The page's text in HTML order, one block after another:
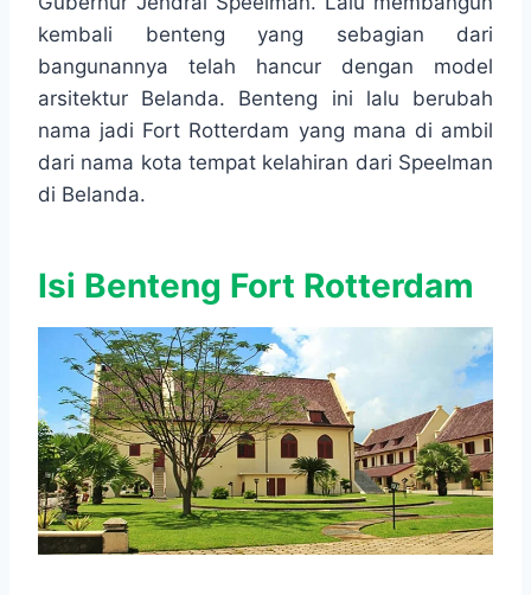
kembali benteng yang sebagian dari
bangunannya telah hancur dengan model
arsitektur Belanda. Benteng ini lalu berubah
nama jadi Fort Rotterdam yang mana di ambil
dari nama kota tempat kelahiran dari Speelman
di Belanda.
Isi Benteng Fort Rotterdam